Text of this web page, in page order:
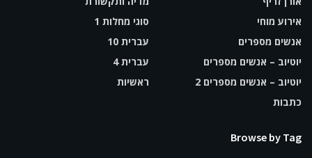
אירוע מוחי
אנשים מספרים
יוטיוב – אנשים מספרים
יוטיוב – אנשים מספרים 2
כתבות
סוגי מחלות 1
עברית 10
עברית 4
ראשיות
Browse by Tag